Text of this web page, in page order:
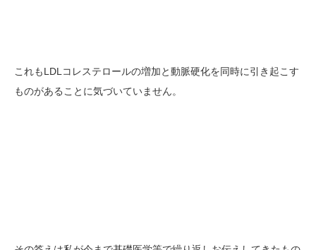
これもLDLコレステロールの増加と動脈硬化を同時に引き起こす
ものがあることに気づいていません。